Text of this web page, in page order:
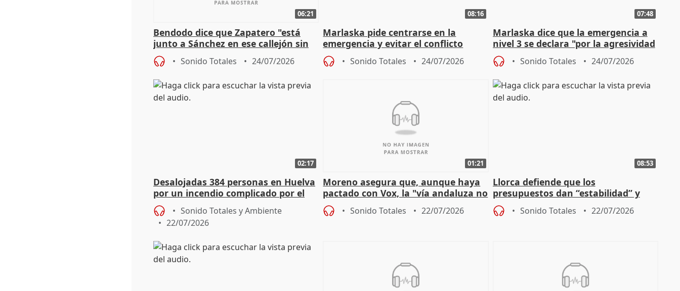
06:21
Bendodo dice que Zapatero "está
junto a Sánchez en ese callejón sin
salida
Sonido Totales 24/07/2026
08:16
Marlaska pide centrarse en la
emergencia y evitar el conflicto
político
Sonido Totales 24/07/2026
07:48
Marlaska dice que la emergencia a
nivel 3 se declara "por la agresividad
de los incendios"
Sonido Totales 24/07/2026
02:17
Desalojadas 384 personas en Huelva
por un incendio complicado por el
viento
Sonido Totales y Ambiente
22/07/2026
01:21
Moreno asegura que, aunque haya
pactado con Vox, la "vía andaluza no
ha muerto" ni él va a "cambiar"
Sonido Totales 22/07/2026
08:53
Llorca defiende que los
presupuestos dan “estabilidad” y
dice que no ha hablado con Feijóo
Sonido Totales 22/07/2026